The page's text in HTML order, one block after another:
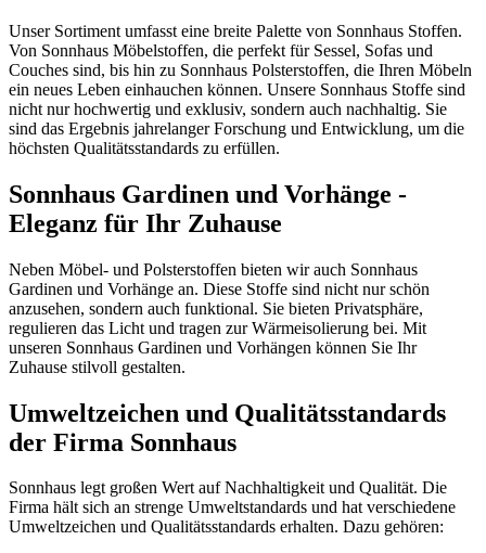
Unser Sortiment umfasst eine breite Palette von Sonnhaus Stoffen.
Von Sonnhaus Möbelstoffen, die perfekt für Sessel, Sofas und
Couches sind, bis hin zu Sonnhaus Polsterstoffen, die Ihren Möbeln
ein neues Leben einhauchen können. Unsere Sonnhaus Stoffe sind
nicht nur hochwertig und exklusiv, sondern auch nachhaltig. Sie
sind das Ergebnis jahrelanger Forschung und Entwicklung, um die
höchsten Qualitätsstandards zu erfüllen.
Sonnhaus Gardinen und Vorhänge -
Eleganz für Ihr Zuhause
Neben Möbel- und Polsterstoffen bieten wir auch Sonnhaus
Gardinen und Vorhänge an. Diese Stoffe sind nicht nur schön
anzusehen, sondern auch funktional. Sie bieten Privatsphäre,
regulieren das Licht und tragen zur Wärmeisolierung bei. Mit
unseren Sonnhaus Gardinen und Vorhängen können Sie Ihr
Zuhause stilvoll gestalten.
Umweltzeichen und Qualitätsstandards
der Firma Sonnhaus
Sonnhaus legt großen Wert auf Nachhaltigkeit und Qualität. Die
Firma hält sich an strenge Umweltstandards und hat verschiedene
Umweltzeichen und Qualitätsstandards erhalten. Dazu gehören: